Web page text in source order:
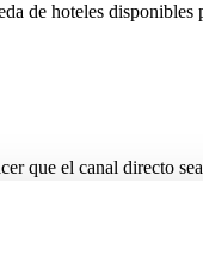
de hoteles
que el canal directo